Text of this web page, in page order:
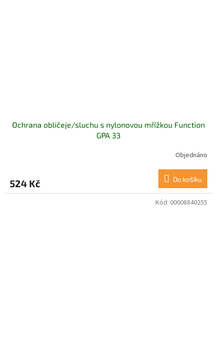
Ochrana obličeje/sluchu s nylonovou mřížkou Function
GPA 33
Objednáno
524 Kč Do košíku
Kód: 00008840255